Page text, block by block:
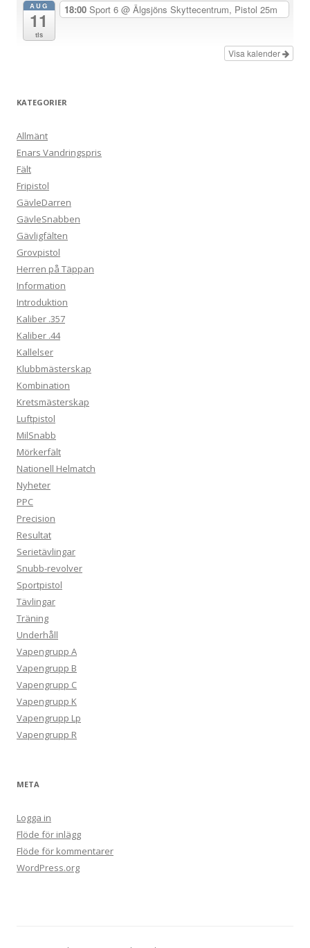
AUG
11
tis
18:00 Sport 6 @ Älgsjöns Skyttecentrum, Pistol 25m
Visa kalender
KATEGORIER
Allmänt
Enars Vandringspris
Fält
Fripistol
GävleDarren
GävleSnabben
Gävligfälten
Grovpistol
Herren på Täppan
Information
Introduktion
Kaliber .357
Kaliber .44
Kallelser
Klubbmästerskap
Kombination
Kretsmästerskap
Luftpistol
MilSnabb
Mörkerfält
Nationell Helmatch
Nyheter
PPC
Precision
Resultat
Serietävlingar
Snubb-revolver
Sportpistol
Tävlingar
Träning
Underhåll
Vapengrupp A
Vapengrupp B
Vapengrupp C
Vapengrupp K
Vapengrupp Lp
Vapengrupp R
META
Logga in
Flöde för inlägg
Flöde för kommentarer
WordPress.org